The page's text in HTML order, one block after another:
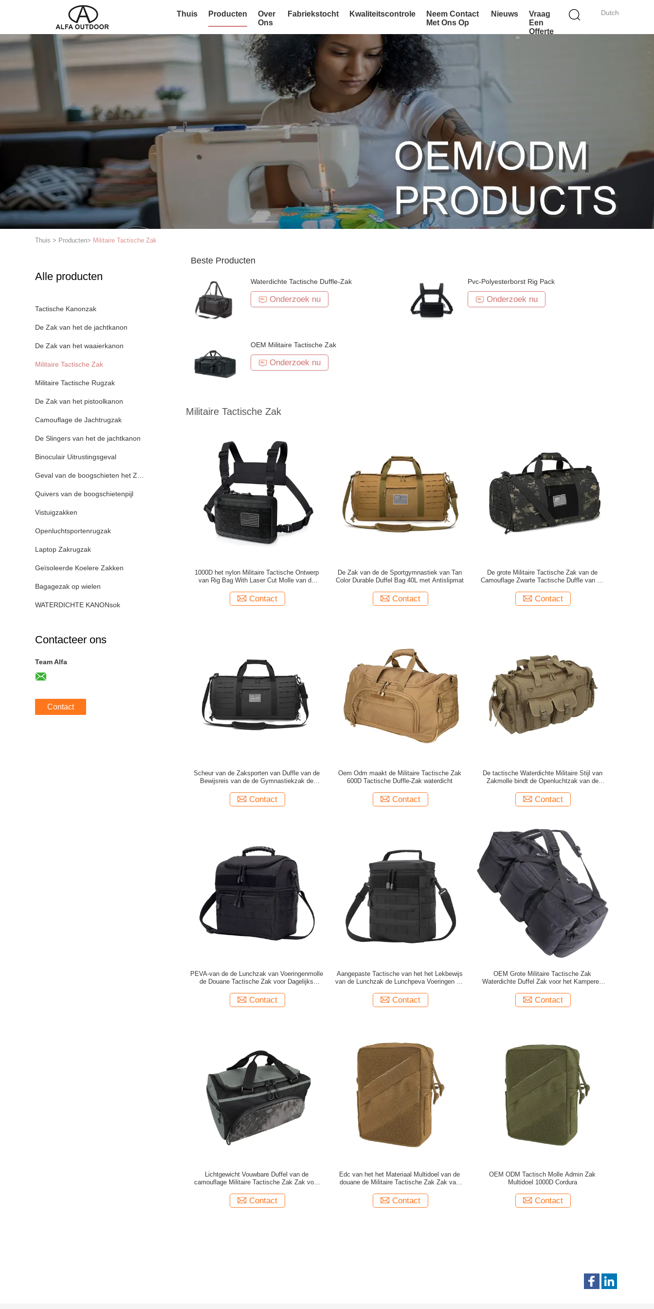
Dutch
Thuis Producten
Over
Ons
Fabriekstocht Kwaliteitscontrole
Neem Contact
Met Ons Op
Nieuws
Vraag
Een
Offerte
Thuis > Producten> Militaire Tactische Zak
Alle producten
Tactische Kanonzak
De Zak van het de jachtkanon
De Zak van het waaierkanon
Militaire Tactische Zak
Militaire Tactische Rugzak
De Zak van het pistoolkanon
Camouflage de Jachtrugzak
De Slingers van het de jachtkanon
Binoculair Uitrustingsgeval
Geval van de boogschieten het Zachte Boog
Quivers van de boogschietenpijl
Vistuigzakken
Openluchtsportenrugzak
Laptop Zakrugzak
Geïsoleerde Koelere Zakken
Bagagezak op wielen
WATERDICHTE KANONsok
Contacteer ons
Team Alfa
Contact
Beste Producten
Waterdichte Tactische Duffle-Zak
Onderzoek nu
Pvc-Polyesterborst Rig Pack
Onderzoek nu
OEM Militaire Tactische Zak
Onderzoek nu
Militaire Tactische Zak
1000D het nylon Militaire Tactische Ontwerp
van Rig Bag With Laser Cut Molle van de
Contact
De Zak van de de Sportgymnastiek van Tan
Color Durable Duffel Bag 40L met Antislipmat
Contact
De grote Militaire Tactische Zak van de
Camouflage Zwarte Tactische Duffle van de
Contact
Scheur van de Zaksporten van Duffle van de
Bewijsreis van de de Gymnastiekzak de
Contact
Oem Odm maakt de Militaire Tactische Zak
600D Tactische Duffle-Zak waterdicht
Contact
De tactische Waterdichte Militaire Stijl van
Zakmolle bindt de Openluchtzak van de
Contact
PEVA-van de de Lunchzak van Voeringenmolle
de Douane Tactische Zak voor Dagelijks
Contact
Aangepaste Tactische van het het Lekbewijs
van de Lunchzak de Lunchpeva Voeringen Kit
Contact
OEM Grote Militaire Tactische Zak
Waterdichte Duffel Zak voor het Kamperen
Contact
Lichtgewicht Vouwbare Duffel van de
camouflage Militaire Tactische Zak Zak voor
Contact
Edc van het het Materiaal Multidoel van de
douane de Militaire Tactische Zak Zak van
Contact
OEM ODM Tactisch Molle Admin Zak
Multidoel 1000D Cordura
Contact